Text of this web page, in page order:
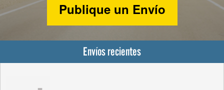
Publique un Envío
Envíos recientes